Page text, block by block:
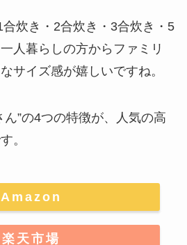
合炊き・2合炊き・3合炊き・5
一人暮らしの方からファミリ
サイズ感が嬉しいですね。
ん”の4つの特徴が、人気の高
。
Amazon
楽天市場